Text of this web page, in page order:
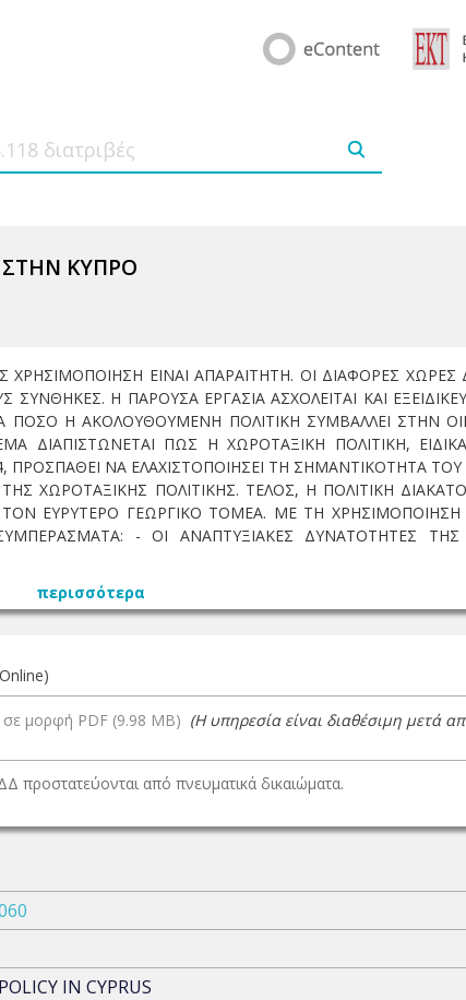
ΣΤΗΝ ΚΥΠΡΟ
ΕΙΝΑΙ ΑΠΑΡΑΙΤΗΤΗ. ΟΙ ΔΙΑΦΟΡΕΣ
Η ΠΑΡΟΥΣΑ ΕΡΓΑΣΙΑ ΑΣΧΟΛΕΙΤΑΙ ΚΑΙ
ΠΟΣΟ Η ΑΚΟΛΟΥΘΟΥΜΕΝΗ ΠΟΛΙΤΙΚΗ ΣΥΜΒΑΛΛΕΙ ΣΤΗΝ
ΔΙΑΠΙΣΤΩΝΕΤΑΙ ΠΩΣ Η ΧΩΡΟΤΑΞΙΚΗ ΠΟΛΙΤΙΚΗ,
ΝΑ ΕΛΑΧΙΣΤΟΠΟΙΗΣΕΙ ΤΗ ΣΗΜΑΝΤΙΚΟΤΗΤΑ ΤΟΥ
ΧΩΡΟΤΑΞΙΚΗΣ ΠΟΛΙΤΙΚΗΣ. ΤΕΛΟΣ, Η ΠΟΛΙΤΙΚΗ
ΤΟΝ ΕΥΡΥΤΕΡΟ ΓΕΩΡΓΙΚΟ ΤΟΜΕΑ. ΜΕ ΤΗ
- ΟΙ ΑΝΑΠΤΥΞΙΑΚΕΣ ΔΥΝΑΤΟΤΗΤΕΣ ΤΗΣ
περισσότερα
σε μορφή PDF (9.98 MB) (Η υπηρεσία είναι διαθέσιμη μετά
προστατεύονται από πνευματικά δικαιώματα.
IN CYPRUS